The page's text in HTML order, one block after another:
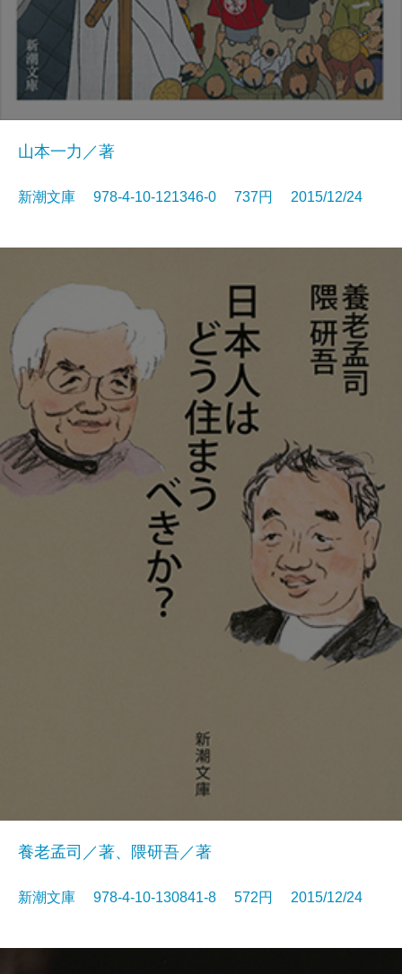
山本一力／著
新潮文庫 978-4-10-121346-0 737円 2015/12/24
養老孟司／著、隈研吾／著
新潮文庫 978-4-10-130841-8 572円 2015/12/24